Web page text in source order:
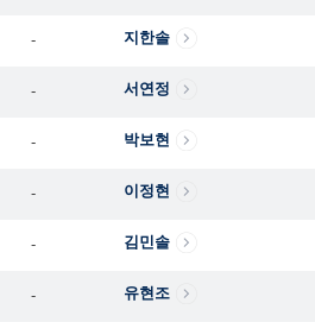
- 지한솔
- 서연정
- 박보현
- 이정현
- 김민솔
- 유현조